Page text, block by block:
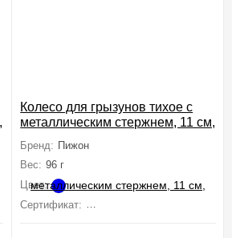
Колесо для грызунов тихое с
металлическим стержнем, 11 см,
Бренд: Пижон
Вес: 96 г
Цвет:
Сертификат: Не подлежит сертификации